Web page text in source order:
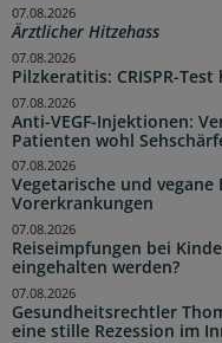
Ärztlicher Hitzehass
07.08.2026
Pilzkeratitis: CRISPR-
07.08.2026
Anti-VEGF-Injektionen:
Patienten wohl
07.08.2026
Vegetarische und
Vorerkrankungen
07.08.2026
Reiseimpfungen bei
eingehalten werden?
07.08.2026
Gesundheitsrechtler
eine stille Rezession im
07.08.2026